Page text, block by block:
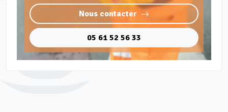
Nous contacter
05 61 52 56 33